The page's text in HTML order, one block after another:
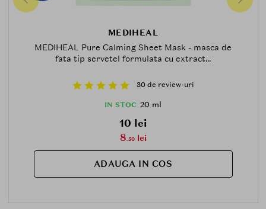
MEDIHEAL
MEDIHEAL Pure Calming Sheet Mask - masca de
fata tip servetel formulata cu extract...
30 de review-uri
IN STOC 20 ml
10 lei
8.50lei
ADAUGA IN COS